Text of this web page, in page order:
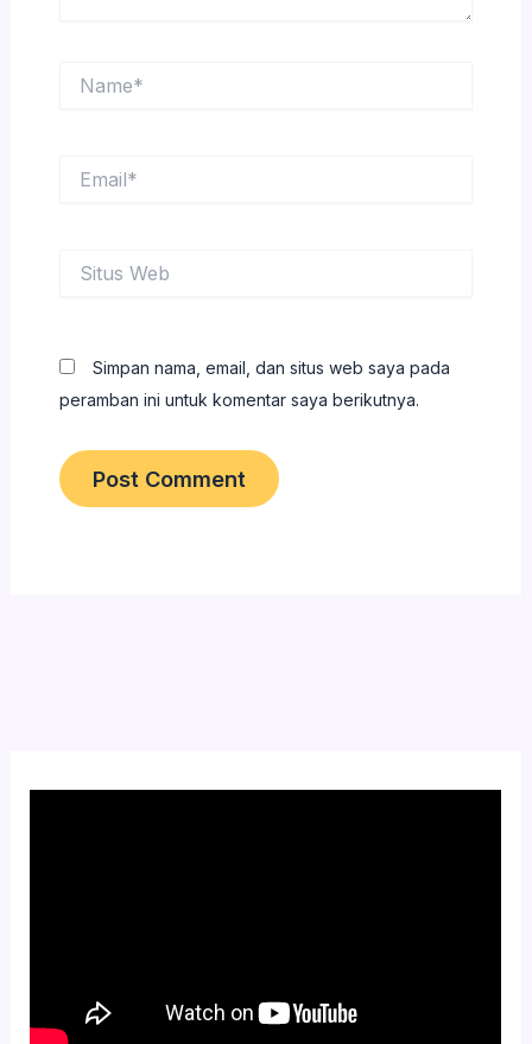
Web
Simpan nama, email, dan situs web saya pada
peramban ini untuk komentar saya berikutnya.